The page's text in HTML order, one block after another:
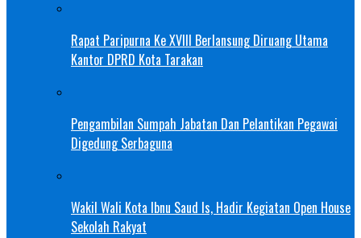
Rapat Paripurna Ke XVIII Berlansung Diruang Utama
Kantor DPRD Kota Tarakan
Pengambilan Sumpah Jabatan Dan Pelantikan Pegawai
Digedung Serbaguna
Wakil Wali Kota Ibnu Saud Is, Hadir Kegiatan Open House
Sekolah Rakyat